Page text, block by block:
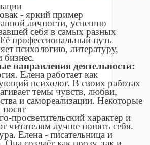
- яркий пример
личности, успешно
себя в самых разных
профессиональный путь
психологию, литературу,
бизнес.
направления деятельности:
Елена работает как
психолог. В своих работах
темы чувств, любви,
и самореализации. Некоторые
носят
характер и
читателям лучше понять себя.
Елена - писательница и